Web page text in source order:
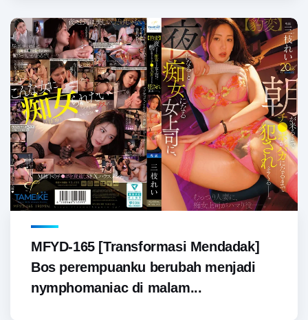
MFYD-165 [Transformasi Mendadak]
Bos perempuanku berubah menjadi
nymphomaniac di malam...